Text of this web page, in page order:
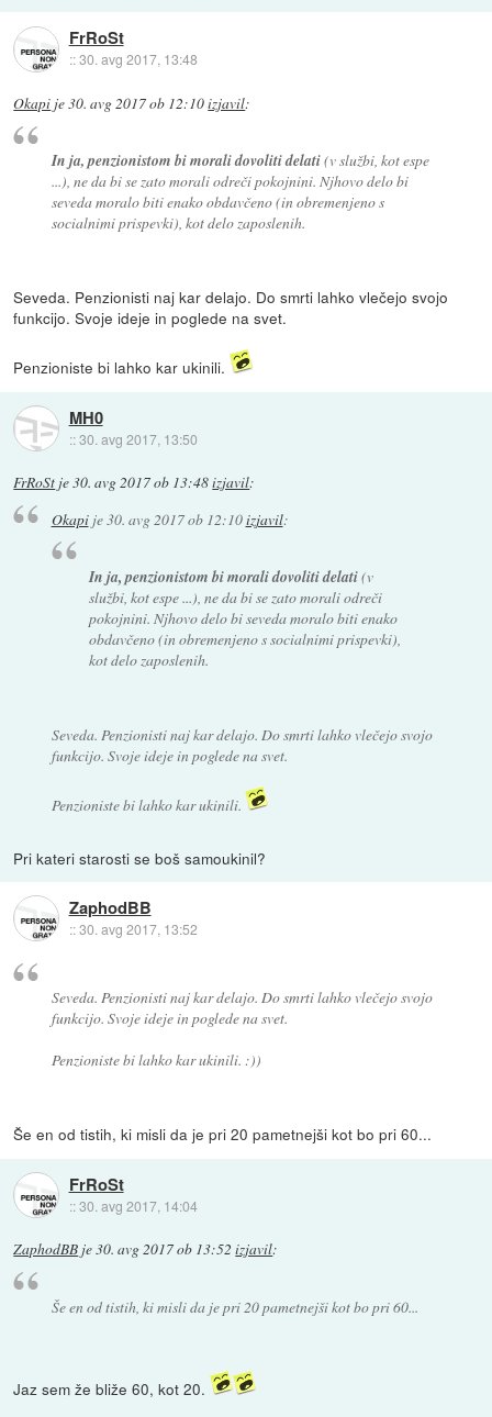
FrRoSt
::30. avg 2017, 13:48
Okapi je30. avg 2017 ob 12:10izjavil:
In ja, penzionistom bi morali dovoliti delati(v službi, kot espe
...), ne da bi se zato morali odreči pokojnini. Njhovo delo bi
seveda moralo biti enako obdavčeno (in obremenjeno s
socialnimi prispevki), kot delo zaposlenih.
Seveda. Penzionisti naj kar delajo. Do smrti lahko vlečejo svojo
funkcijo. Svoje ideje in poglede na svet.
Penzioniste bi lahko kar ukinili.
MH0
::30. avg 2017, 13:50
FrRoSt je30. avg 2017 ob 13:48izjavil:
Okapije30. avg 2017 ob 12:10izjavil:
In ja, penzionistom bi morali dovoliti delati(v
službi, kot espe ...), ne da bi se zato morali odreči
pokojnini. Njhovo delo bi seveda moralo biti enako
obdavčeno (in obremenjeno s socialnimi prispevki),
kot delo zaposlenih.
Seveda. Penzionisti naj kar delajo. Do smrti lahko vlečejo svojo
funkcijo. Svoje ideje in poglede na svet.
Penzioniste bi lahko kar ukinili.
Pri kateri starosti se boš samoukinil?
ZaphodBB
::30. avg 2017, 13:52
Seveda. Penzionisti naj kar delajo. Do smrti lahko vlečejo svojo
funkcijo. Svoje ideje in poglede na svet.
Penzioniste bi lahko kar ukinili. :))
Še en od tistih, ki misli da je pri 20 pametnejši kot bo pri 60...
FrRoSt
::30. avg 2017, 14:04
ZaphodBB je30. avg 2017 ob 13:52 izjavil:
Še en od tistih, ki misli da je pri 20 pametnejši kot bo pri 60...
Jaz sem že bliže 60, kot 20.